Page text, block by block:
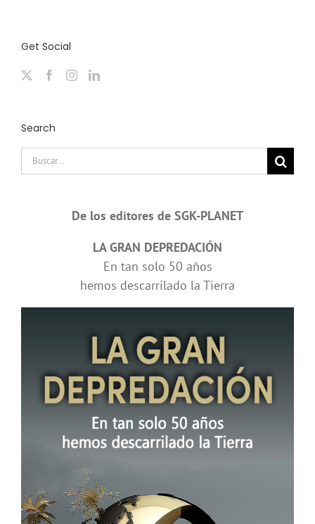
Get Social
Search
Buscar:
De los editores de SGK-PLANET
LA GRAN DEPREDACIÓN
En tan solo 50 años
hemos descarrilado la Tierra